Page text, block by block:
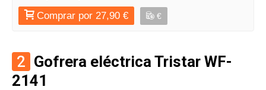
Comprar por 27,90 € €
2 Gofrera eléctrica Tristar WF-
2141